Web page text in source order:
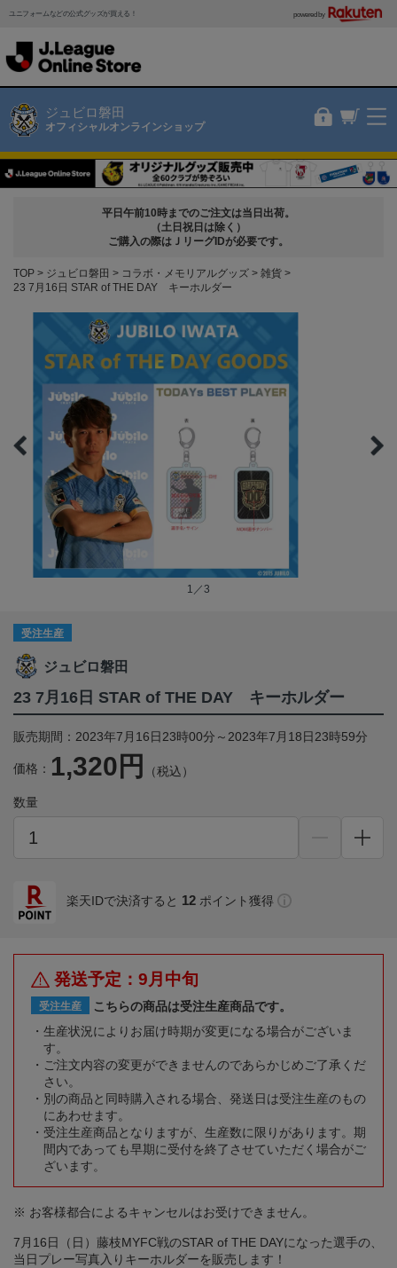
ユニフォームなどの公式グッズが買える！ powered by
ジュビロ磐田
オフィシャルオンラインショップ
平日午前10時までのご注文は当日出荷。
（土日祝日は除く）
ご購入の際はＪリーグIDが必要です。
TOP ジュビロ磐田 コラボ・メモリアルグッズ
雑貨
23 7月16日 STAR of THE DAY キーホルダー
1／3
受注生産
ジュビロ磐田
23 7月16日 STAR of THE DAY キーホルダー
販売期間：2023年7月16日23時00分～2023年7月18日23時59分
価格： 1,320円 （税込）
数量
楽天IDで決済すると 12 ポイント獲得
発送予定：9月中旬
受注生産
こちらの商品は受注生産商品です。
生産状況によりお届け時期が変更になる場合がございま
す。
ご注文内容の変更ができませんのであらかじめご了承くだ
さい。
別の商品と同時購入される場合、発送日は受注生産のもの
にあわせます。
受注生産商品となりますが、生産数に限りがあります。期
間内であっても早期に受付を終了させていただく場合がご
ざいます。
※ お客様都合によるキャンセルはお受けできません。
7月16日（日）藤枝MYFC戦のSTAR of THE DAYになった選手の、
当日プレー写真入りキーホルダーを販売します！